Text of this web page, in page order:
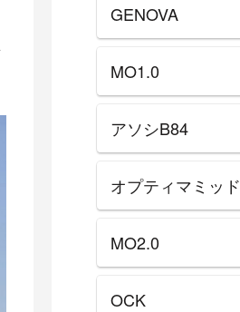
GENOVA
MO1.0
アソシB84
オプティマミッド
MO2.0
OCK